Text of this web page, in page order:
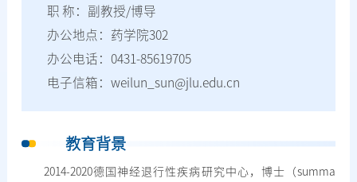
职 称：副教授/博导
办公地点：药学院302
办公电话：0431-85619705
电子信箱：weilun_sun@jlu.edu.cn
教育背景
2014-2020德国神经退行性疾病研究中心，博士（summa